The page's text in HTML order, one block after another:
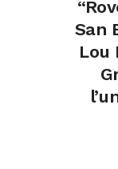
San
Lou